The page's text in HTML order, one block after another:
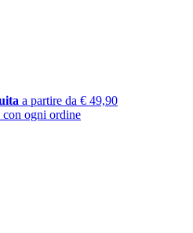
a partire da € 49,90
con ogni ordine